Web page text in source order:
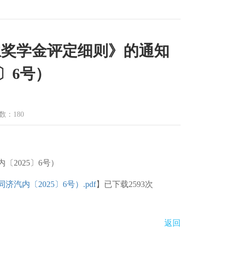
学金评定细则》的通知
6号）
： 180
2025〕6号）
汽内〔2025〕6号）.pdf】已下载2593次
返回